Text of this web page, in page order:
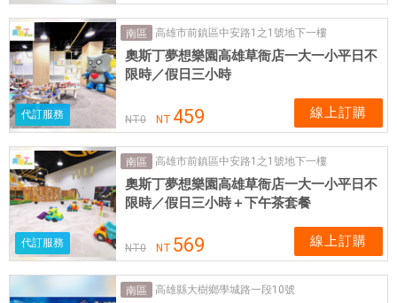
代訂服務
南區 高雄市前鎮區中安路1之1號地下一樓
奧斯丁夢想樂園高雄草衙店一大一小平日不
限時／假日三小時
NT0 NT 459 線上訂購
代訂服務
南區 高雄市前鎮區中安路1之1號地下一樓
奧斯丁夢想樂園高雄草衙店一大一小平日不
限時／假日三小時＋下午茶套餐
NT0 NT 569 線上訂購
南區 高雄縣大樹鄉學城路一段10號